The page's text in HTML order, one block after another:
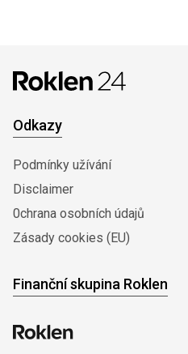
Odkazy
Podmínky užívání
Disclaimer
0chrana osobních údajů
Zásady cookies (EU)
Finanční skupina Roklen